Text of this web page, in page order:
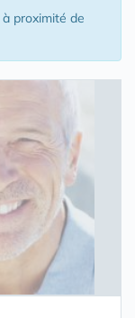
à proximité de